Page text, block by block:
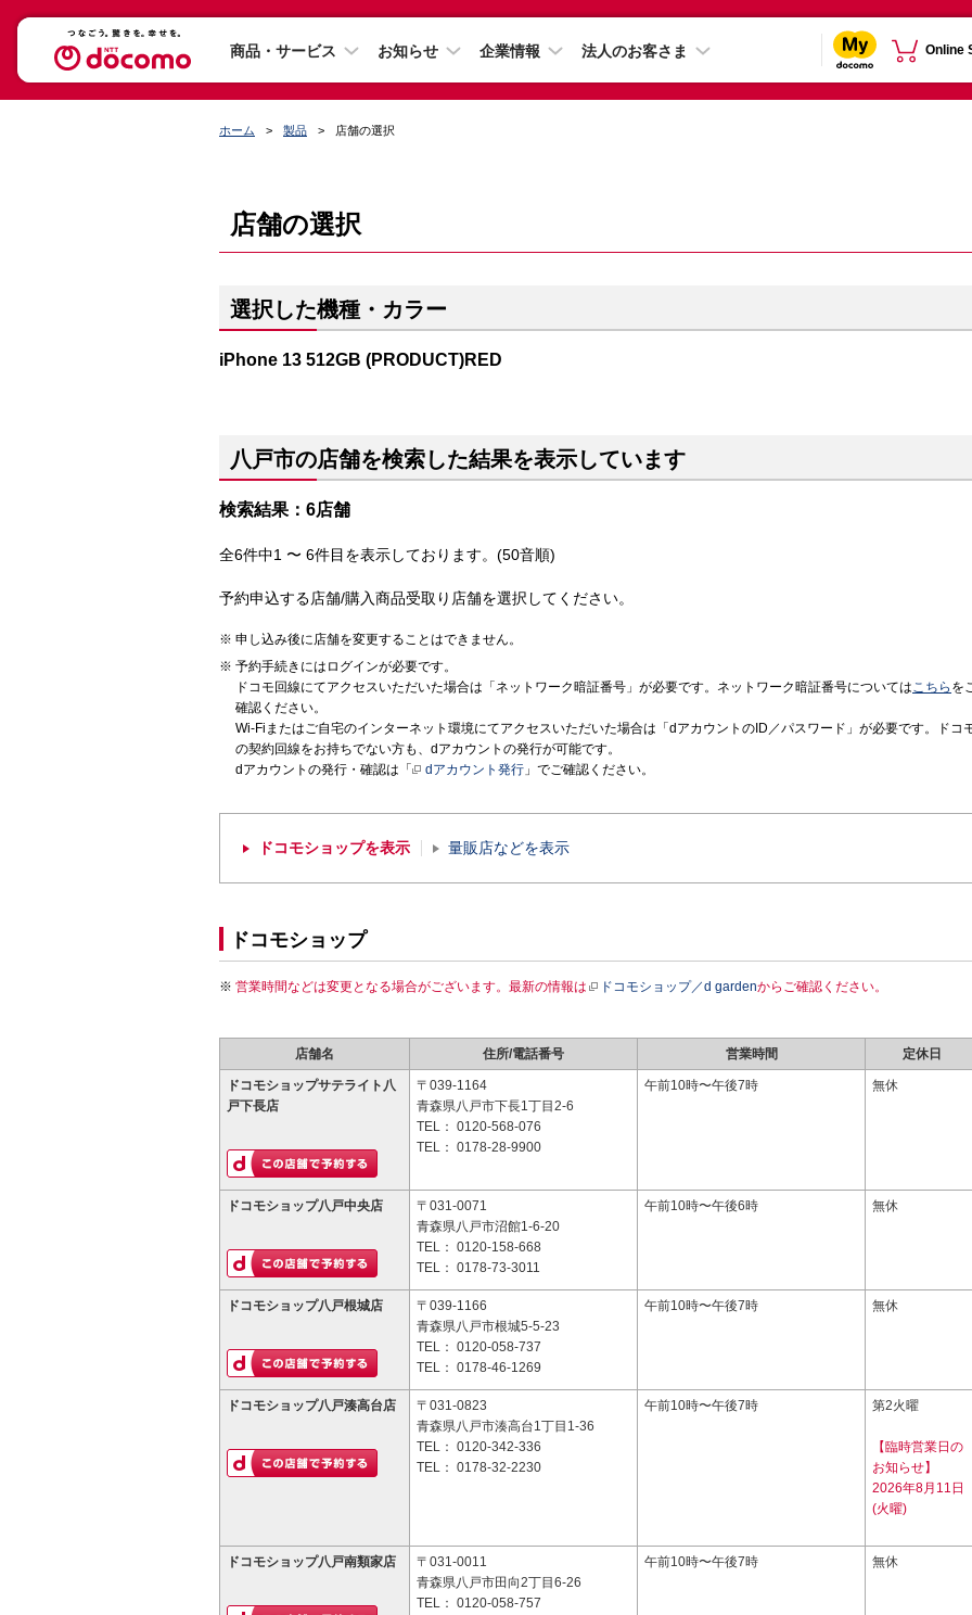
商品・サービス お知らせ 企業情報 法人のお客さま Online
ホーム 製品 店舗の選択
店舗の選択
選択した機種・カラー
iPhone 13 512GB (PRODUCT)RED
八戸市の店舗を検索した結果を表示しています
検索結果：6店舗
全6件中1 〜 6件目を表示しております。(50音順)
予約申込する店舗/購入商品受取り店舗を選択してください。
申し込み後に店舗を変更することはできません。
予約手続きにはログインが必要です。
ドコモ回線にてアクセスいただいた場合は「ネットワーク暗証番号」が必要です。ネットワーク暗証番号についてはこちら を
確認ください。
Wi-Fiまたはご自宅のインターネット環境にてアクセスいただいた場合は「dアカウントのID／パスワード」が必要です。ドコ
の契約回線をお持ちでない方も、dアカウントの発行が可能です。
dアカウントの発行・確認は「
dアカウント発行 」でご確認ください。
ドコモショップを表示 量販店などを表示
ドコモショップ
営業時間などは変更となる場合がございます。最新の情報は ドコモショップ／d gardenからご確認ください。
店舗名 住所/電話番号 営業時間 定休日
ドコモショップサテライト八
戸下長店
〒039-1164
青森県八戸市下長1丁目2-6
TEL： 0120-568-076
TEL： 0178-28-9900
午前10時〜午後7時 無休
ドコモショップ八戸中央店
〒031-0071
青森県八戸市沼館1-6-20
TEL： 0120-158-668
TEL： 0178-73-3011
午前10時〜午後6時 無休
ドコモショップ八戸根城店
〒039-1166
青森県八戸市根城5-5-23
TEL： 0120-058-737
TEL： 0178-46-1269
午前10時〜午後7時 無休
ドコモショップ八戸湊高台店
〒031-0823
青森県八戸市湊高台1丁目1-36
TEL： 0120-342-336
TEL： 0178-32-2230
午前10時〜午後7時 第2火曜
【臨時営業日の
お知らせ】
2026年8月11日
(火曜)
ドコモショップ八戸南類家店
〒031-0011
青森県八戸市田向2丁目6-26
TEL： 0120-058-757
午前10時〜午後7時 無休